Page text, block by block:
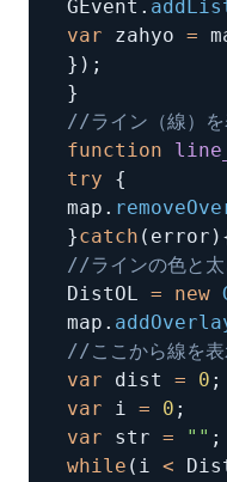
GEvent .
var zahyo =
} ) ;
}
//ライン（線）を
function
try
{
map .
}catch ( error )
//ラインの色と太
DistOL = new
map .
//ここから線を表
var dist = 0 ;
var i = 0 ;
var str = "" ;
while ( i <